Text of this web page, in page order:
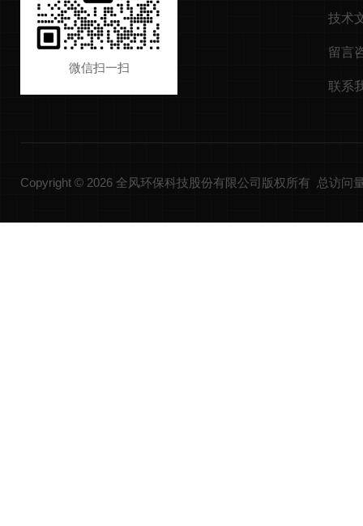
微信扫一扫
技术
留言
联系
Copyright © 2026 全风环保科技股份有限公司版权所有 总访问